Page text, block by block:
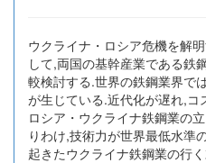
ウクライナ・ロシア危機を解
して,両国の基幹産業である鉄
較検討する.世界の鉄鋼業界で
が生じている.近代化が遅れ,コ
ロシア・ウクライナ鉄鋼業の
りわけ,技術力が世界最低水準
起きたウクライナ鉄鋼業の行